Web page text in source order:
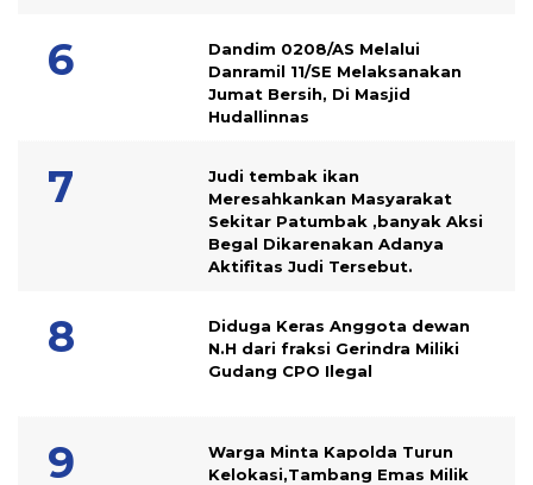
Dandim 0208/AS Melalui
Danramil 11/SE Melaksanakan
Jumat Bersih, Di Masjid
Hudallinnas
Judi tembak ikan
Meresahkankan Masyarakat
Sekitar Patumbak ,banyak Aksi
Begal Dikarenakan Adanya
Aktifitas Judi Tersebut.
Diduga Keras Anggota dewan
N.H dari fraksi Gerindra Miliki
Gudang CPO Ilegal
Warga Minta Kapolda Turun
Kelokasi,Tambang Emas Milik